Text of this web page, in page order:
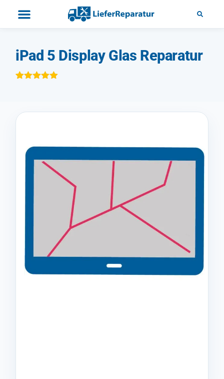
iPad 5 Display Glas Reparatur
Kundenbewertung